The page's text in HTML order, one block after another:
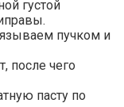
густой
пучком и
после чего
пасту по